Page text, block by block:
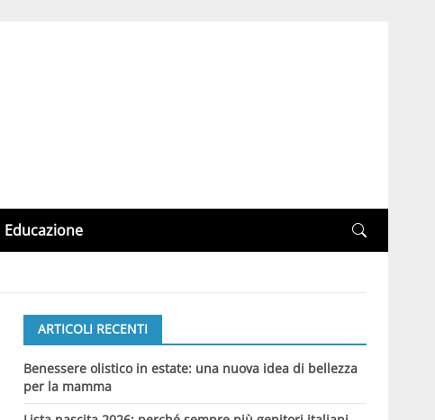
Educazione
ARTICOLI RECENTI
Benessere olistico in estate: una nuova idea di bellezza
per la mamma